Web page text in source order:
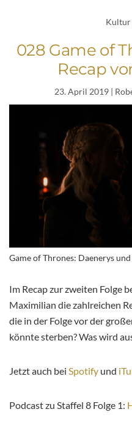
Kultur
028 Game of
Recap
23. April 2019|
Game of Thrones: Daenerys
Im Recap zur zweiten Folge
Maximilian die zahlreichen
die in der Folge vor der
könnte sterben? Was wird
Jetzt auch bei Spotify und
Podcast zu Staffel 8 Folge 1: